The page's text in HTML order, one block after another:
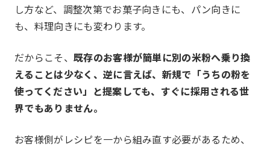
し方など、調整次第でお菓子向きにも、パン向きに
も、料理向きにも変わります。
だからこそ、 既存のお客様が簡単に別の米粉へ乗り換
えることは少なく、逆に言えば、新規で「うちの粉を
使ってください」と提案しても、すぐに採用される世
界でもありません。
お客様側がレシピを一から組み直す必要があるため、